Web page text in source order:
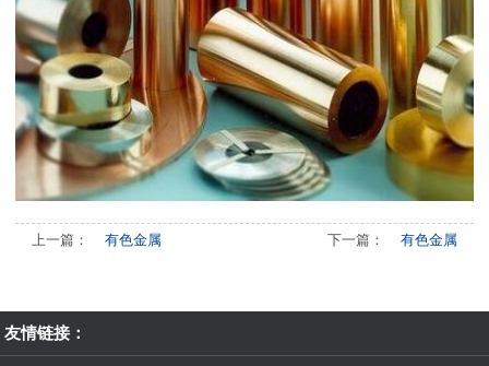
上一篇： 有色金属 下一篇： 有色金属
友情链接：